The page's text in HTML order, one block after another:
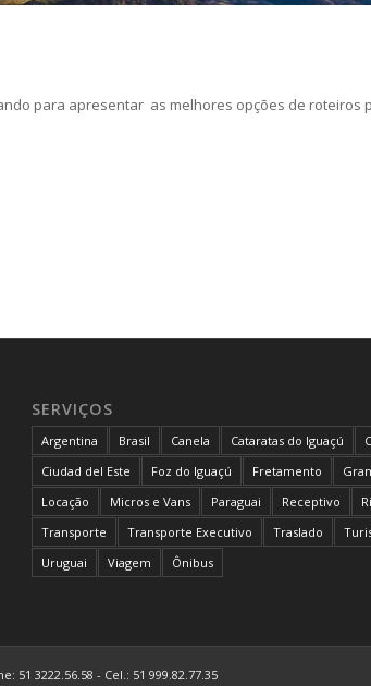
para apresentar as melhores opções de roteiros
SERVIÇOS
Argentina Brasil Canela Cataratas do Iguaçú
Ciudad del Este
Foz do Iguaçú Fretamento
Locação
Micros e Vans Paraguai Receptivo
Transporte
Transporte Executivo Traslado
Uruguai
Viagem Ônibus
51 3222.56.58 - Cel.: 51 999.82.77.35